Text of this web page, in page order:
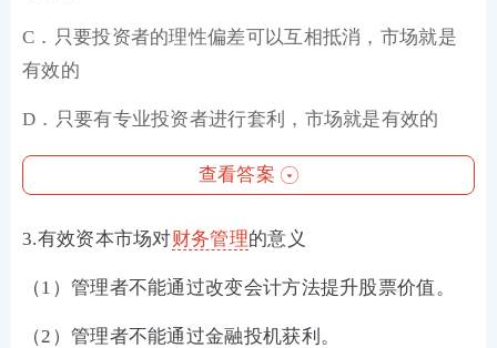
C．只要投资者的理性偏差可以互相抵消，市场就是
有效的
D．只要有专业投资者进行套利，市场就是有效的
查看答案
3.有效资本市场对财务管理的意义
（1）管理者不能通过改变会计方法提升股票价值。
（2）管理者不能通过金融投机获利。